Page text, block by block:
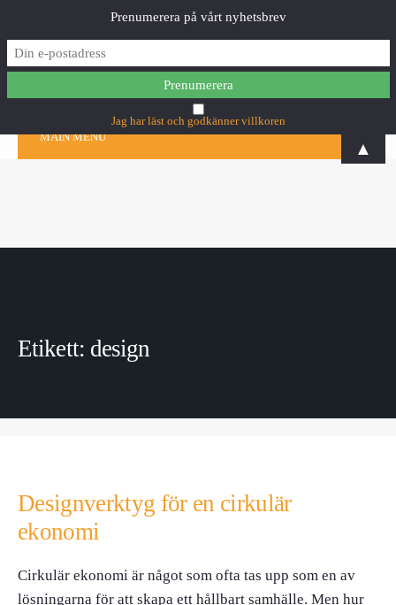
MAIN MENU
Etikett: design
Designverktyg för en cirkulär
ekonomi
​Cirkulär ekonomi är något som ofta tas upp som en av
lösningarna för att skapa ett hållbart samhälle. Men hur
Prenumerera på vårt nyhetsbrev
Jag har läst och godkänner villkoren
▲